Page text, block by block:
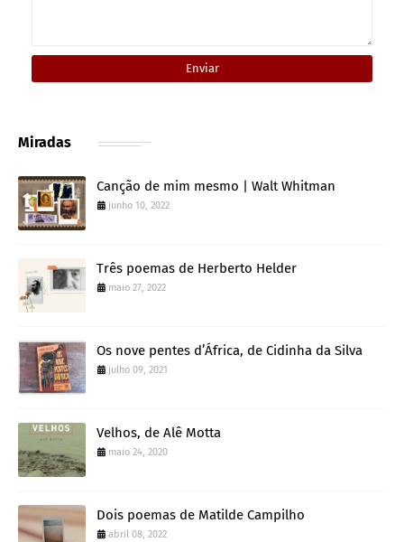
Miradas
Canção de mim mesmo | Walt Whitman
junho 10, 2022
Três poemas de Herberto Helder
maio 27, 2022
Os nove pentes d’África, de Cidinha da Silva
julho 09, 2021
Velhos, de Alê Motta
maio 24, 2020
Dois poemas de Matilde Campilho
abril 08, 2022